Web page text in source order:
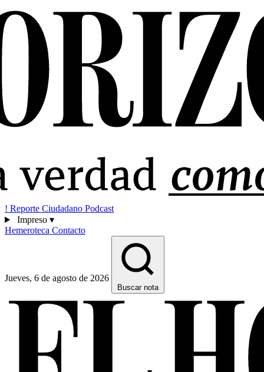
! Reporte Ciudadano Podcast
Impreso ▾
Hemeroteca Contacto
Jueves, 6 de agosto de 2026
Buscar nota